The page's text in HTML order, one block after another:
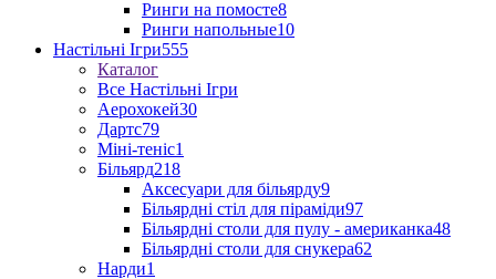
Ринги на помосте8
Ринги напольные10
Настільні Ігри555
Каталог
Все Настільні Ігри
Аерохокей30
Дартс79
Міні-теніс1
Більярд218
Аксесуари для більярду9
Більярдні стіл для піраміди97
Більярдні столи для пулу - американка48
Більярдні столи для снукера62
Нарди1